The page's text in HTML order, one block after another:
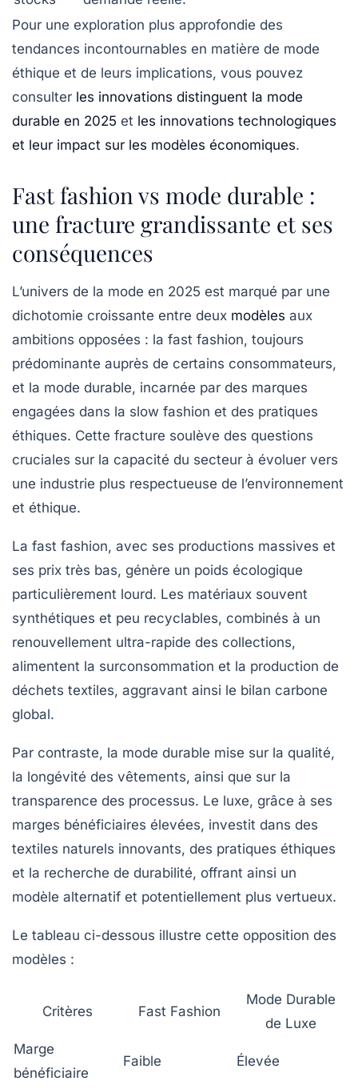
Pour une exploration plus approfondie des
tendances incontournables en matière de mode
éthique et de leurs implications, vous pouvez
consulter les innovations distinguent la mode
durable en 2025 et les innovations technologiques
et leur impact sur les modèles économiques.
Fast fashion vs mode durable :
une fracture grandissante et ses
conséquences
L’univers de la mode en 2025 est marqué par une
dichotomie croissante entre deux modèles aux
ambitions opposées : la fast fashion, toujours
prédominante auprès de certains consommateurs,
et la mode durable, incarnée par des marques
engagées dans la slow fashion et des pratiques
éthiques. Cette fracture soulève des questions
cruciales sur la capacité du secteur à évoluer vers
une industrie plus respectueuse de l’environnement
et éthique.
La fast fashion, avec ses productions massives et
ses prix très bas, génère un poids écologique
particulièrement lourd. Les matériaux souvent
synthétiques et peu recyclables, combinés à un
renouvellement ultra-rapide des collections,
alimentent la surconsommation et la production de
déchets textiles, aggravant ainsi le bilan carbone
global.
Par contraste, la mode durable mise sur la qualité,
la longévité des vêtements, ainsi que sur la
transparence des processus. Le luxe, grâce à ses
marges bénéficiaires élevées, investit dans des
textiles naturels innovants, des pratiques éthiques
et la recherche de durabilité, offrant ainsi un
modèle alternatif et potentiellement plus vertueux.
Le tableau ci-dessous illustre cette opposition des
modèles :
Critères Fast Fashion
Mode Durable
de Luxe
Marge
bénéficiaire
Faible Élevée